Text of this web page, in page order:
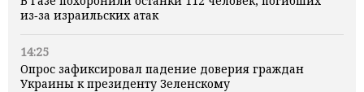
из‑за израильских атак
14:25
Опрос зафиксировал падение доверия граждан
Украины к президенту Зеленскому